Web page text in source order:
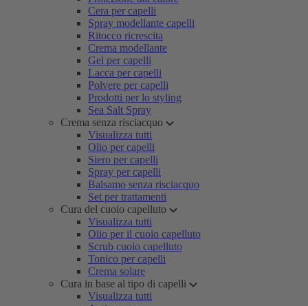
Cera per capelli
Spray modellante capelli
Ritocco ricrescita
Crema modellante
Gel per capelli
Lacca per capelli
Polvere per capelli
Prodotti per lo styling
Sea Salt Spray
Crema senza risciacquo
Visualizza tutti
Olio per capelli
Siero per capelli
Spray per capelli
Balsamo senza risciacquo
Set per trattamenti
Cura del cuoio capelluto
Visualizza tutti
Olio per il cuoio capelluto
Scrub cuoio capelluto
Tonico per capelli
Crema solare
Cura in base al tipo di capelli
Visualizza tutti